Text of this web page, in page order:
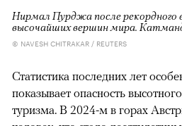
Нирмал Пурджа после рекордного
высочайших вершин мира.
© NAVESH CHITRAKAR / REUTERS
Статистика последних лет
показывает опасность
туризма. В 2024-м в горах